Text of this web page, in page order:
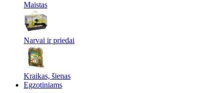
Maistas
Narvai ir priedai
Kraikas, šienas
Egzotiniams